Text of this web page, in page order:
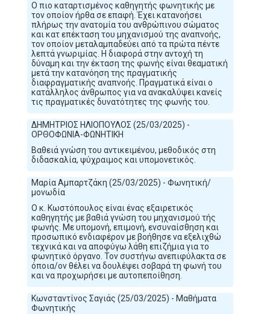
Ο πιο καταρτισμένος καθηγητής φωνητικής με
τον οποίον ήρθα σε επαφή. Έχει κατανοήσει
πλήρως την ανατομία του ανθρώπινου σώματος
και κατ επέκταση του μηχανισμού της αναπνοής,
τον οποίον μεταλαμπαδεύει από τα πρώτα πέντε
λεπτά γνωριμίας. Η διαφορά στην αντοχή τη
δύναμη και την έκταση της φωνής είναι θεαματική
μετά την κατανόηση της πραγματικής
διαφραγματικής αναπνοής. Πραγματικά είναι ο
κατάλληλος άνθρωπος για να ανακαλύψει κανείς
τις πραγματικές δυνατότητες της φωνής του.
ΔΗΜΗΤΡΙΟΣ ΗΛΙΟΠΟΥΛΟΣ (25/03/2025) -
ΟΡΘΟΦΩΝΙΑ-ΦΩΝΗΤΙΚΗ
Βαθειά γνώση του αντικειμένου, μεθοδικός στη
διδασκαλία, ψύχραιμος και υπομονετικός.
Μαρία Αμπαρτζάκη (25/03/2025) - Φωνητική/
μονωδία
Ο κ. Κωστόπουλος είναι ένας εξαιρετικός
καθηγητής με βαθιά γνώση του μηχανισμού τής
φωνής. Με υπομονή, επιμονή, ενσυναίσθηση και
προσωπικό ενδιαφέρον με βοήθησε να εξελιχθώ
τεχνικά και να αποφύγω λάθη επιζήμια για το
φωνητικό όργανο. Τον συστήνω ανεπιφύλακτα σε
όποια/ον θέλει να δουλέψει σοβαρά τη φωνή του
και να προχωρήσει με αυτοπεποίθηση.
Κωνσταντίνος Σαγιάς (25/03/2025) - Μαθήματα
Φωνητικής